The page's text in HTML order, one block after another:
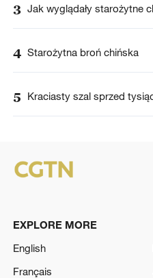
3 Jak wyglądały starożytne
4 Starożytna broń chińska
5 Kraciasty szal sprzed
EXPLORE MORE
English
Français